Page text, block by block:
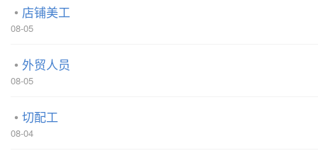
店铺美工
08-05
外贸人员
08-05
切配工
08-04